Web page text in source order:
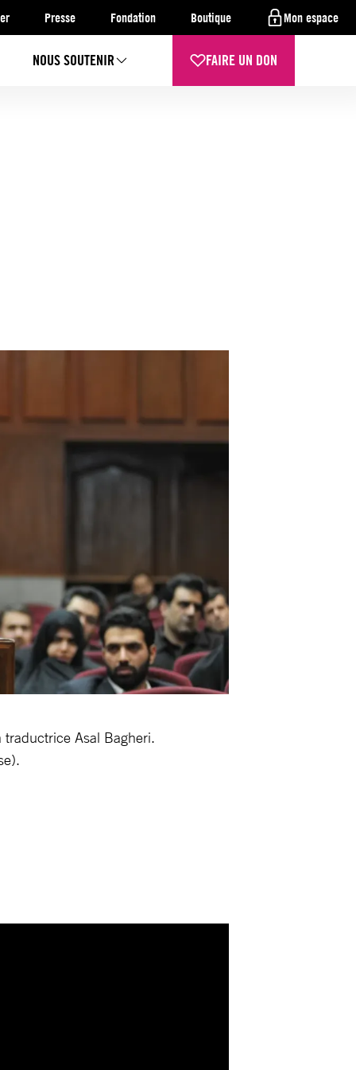
Presse Fondation Boutique Mon espace
NOUS SOUTENIR FAIRE UN DON
traductrice Asal Bagheri.